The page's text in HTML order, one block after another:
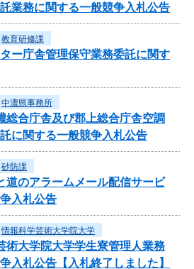
業務に関する一般競争入札公告
教育研修課
ー庁舎管理保守業務委託に関す
中濃県事務所
総合庁舎及び郡上総合庁舎空調
に関する一般競争入札公告
砂防課
道のアラームメール配信サービ
入札公告
情報科学芸術大学院大学
術大学院大学学生寮管理人業務
入札公告【入札終了しました】